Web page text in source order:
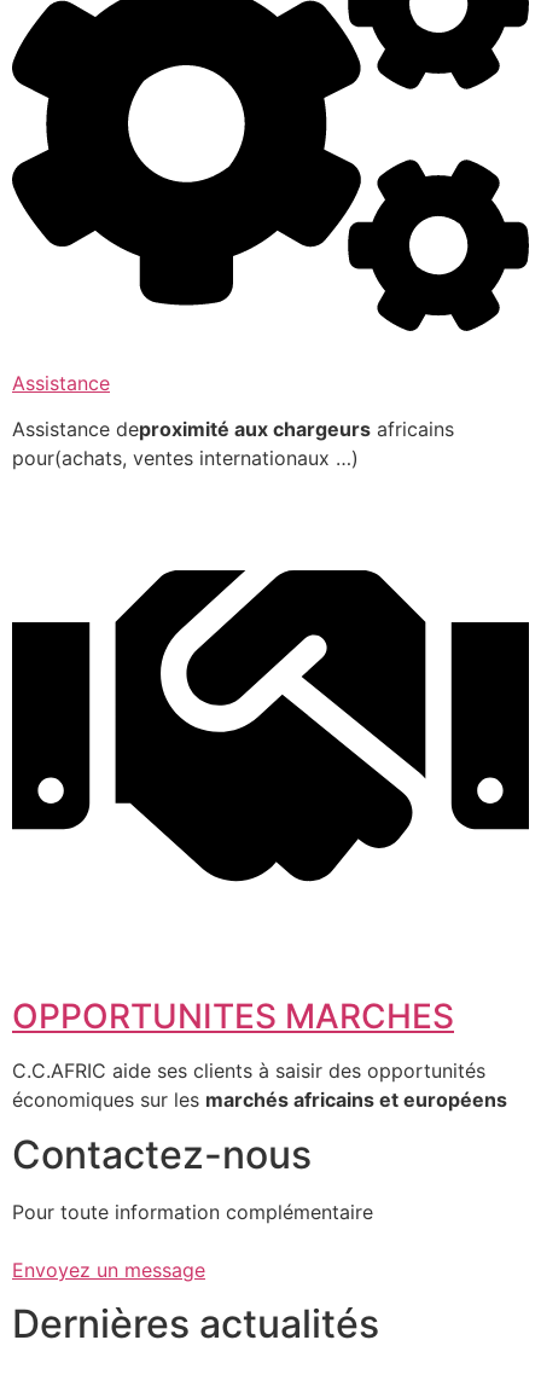
Assistance
Assistance deproximité aux chargeurs africains
pour(achats, ventes internationaux …)
OPPORTUNITES MARCHES
C.C.AFRIC aide ses clients à saisir des opportunités
économiques sur les marchés africains et européens
Contactez-nous
Pour toute information complémentaire
Envoyez un message
Dernières actualités